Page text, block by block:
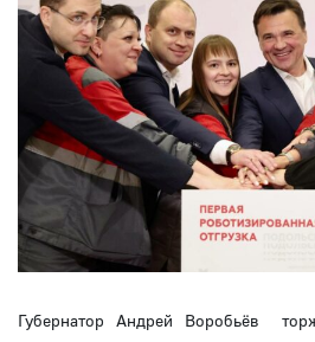
Губернатор Андрей Воробьёв